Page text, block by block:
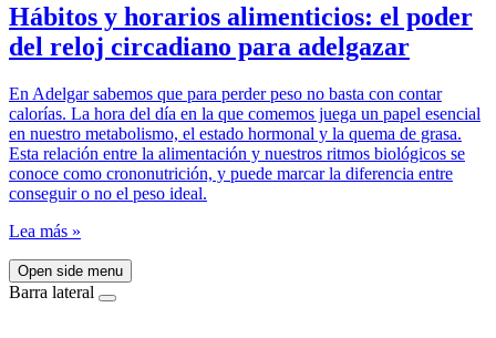
Hábitos y horarios alimenticios: el poder
del reloj circadiano para adelgazar
En Adelgar sabemos que para perder peso no basta con contar
calorías. La hora del día en la que comemos juega un papel esencial
en nuestro metabolismo, el estado hormonal y la quema de grasa.
Esta relación entre la alimentación y nuestros ritmos biológicos se
conoce como crononutrición, y puede marcar la diferencia entre
conseguir o no el peso ideal.
Lea más »
Open side menu
Barra lateral